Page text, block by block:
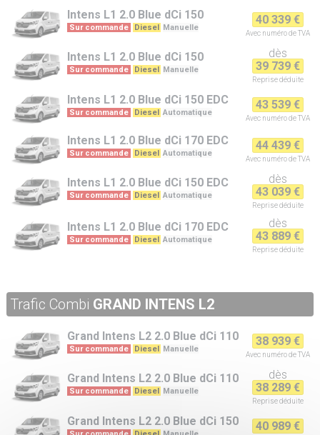
Intens L1 2.0 Blue dCi 150
Sur commande Diesel Manuelle
40 339 €
Avec numéro de TVA
Intens L1 2.0 Blue dCi 150
Sur commande Diesel Manuelle
dès
39 739 €
Reprisedéduite
Intens L1 2.0 Blue dCi 150 EDC
Sur commande Diesel Automatique
43 539 €
Avec numéro de TVA
Intens L1 2.0 Blue dCi 170 EDC
Sur commande Diesel Automatique
44 439 €
Avec numéro de TVA
Intens L1 2.0 Blue dCi 150 EDC
Sur commande Diesel Automatique
dès
43 039 €
Reprisedéduite
Intens L1 2.0 Blue dCi 170 EDC
Sur commande Diesel Automatique
dès
43 889 €
Reprisedéduite
Trafic Combi GRAND INTENS L2
Grand Intens L2 2.0 Blue dCi 110
Sur commande Diesel Manuelle
38 939 €
Avec numéro de TVA
Grand Intens L2 2.0 Blue dCi 110
Sur commande Diesel Manuelle
dès
38 289 €
Reprisedéduite
Grand Intens L2 2.0 Blue dCi 150 40 989 €